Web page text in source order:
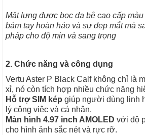
Mặt lưng được bọc da bê cao cấp
bám tay hoàn hảo và sự đẹp mắt mà
pháp cho độ mịn và sang trọng
2. Chức năng và công dụng
Vertu Aster P Black Calf không chỉ là
xỉ, nó còn tích hợp nhiều chức năng
Hỗ trợ SIM kép giúp người dùng linh
lý công việc và cá nhân.
Màn hình 4.97 inch AMOLED với độ
cho hình ảnh sắc nét và rực rỡ.